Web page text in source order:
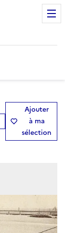
Ajouter
à ma
sélection